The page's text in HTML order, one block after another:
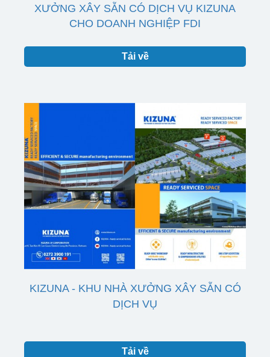
XƯỞNG XÂY SẴN CÓ DỊCH VỤ KIZUNA
CHO DOANH NGHIỆP FDI
Tải về
KIZUNA - KHU NHÀ XƯỞNG XÂY SẴN CÓ
DỊCH VỤ
Tải về